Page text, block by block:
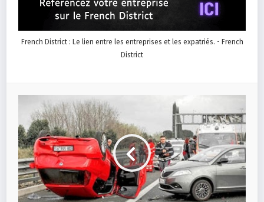
French District : Le lien entre les entreprises et les expatriés. - French
District